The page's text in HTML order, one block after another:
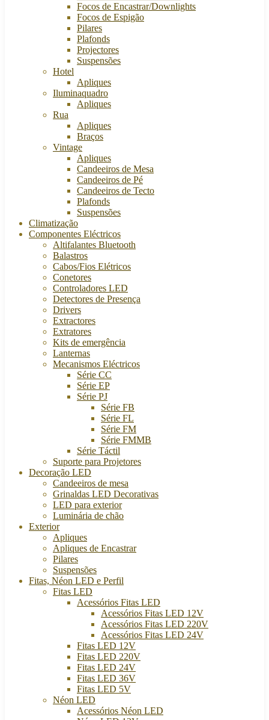
Focos de Encastrar/Downlights
Focos de Espigão
Pilares
Plafonds
Projectores
Suspensões
Hotel
Apliques
Iluminaquadro
Apliques
Rua
Apliques
Braços
Vintage
Apliques
Candeeiros de Mesa
Candeeiros de Pé
Candeeiros de Tecto
Plafonds
Suspensões
Climatização
Componentes Eléctricos
Altifalantes Bluetooth
Balastros
Cabos/Fios Elétricos
Conetores
Controladores LED
Detectores de Presença
Drivers
Extractores
Extratores
Kits de emergência
Lanternas
Mecanismos Eléctricos
Série CC
Série EP
Série PJ
Série FB
Série FL
Série FM
Série FMMB
Série Táctil
Suporte para Projetores
Decoração LED
Candeeiros de mesa
Grinaldas LED Decorativas
LED para exterior
Luminária de chão
Exterior
Apliques
Apliques de Encastrar
Pilares
Suspensões
Fitas, Néon LED e Perfil
Fitas LED
Acessórios Fitas LED
Acessórios Fitas LED 12V
Acessórios Fitas LED 220V
Acessórios Fitas LED 24V
Fitas LED 12V
Fitas LED 220V
Fitas LED 24V
Fitas LED 36V
Fitas LED 5V
Néon LED
Acessórios Néon LED